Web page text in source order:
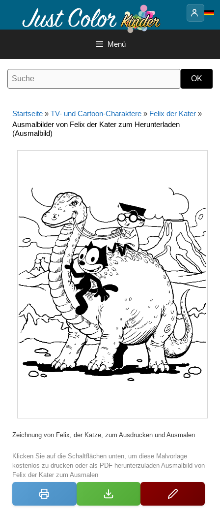
Inhalt
Menü
Startseite » TV- und Cartoon-Charaktere » Felix der Kater »
Ausmalbilder von Felix der Kater zum Herunterladen
(Ausmalbild)
Zeichnung von Felix, der Katze, zum Ausdrucken und Ausmalen
Klicken Sie auf die Schaltflächen unten, um diese Malvorlage
kostenlos zu drucken oder als PDF herunterzuladen Ausmalbild von
Felix der Kater zum Ausmalen